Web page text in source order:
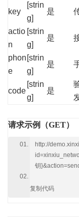
key
[strin
g]
是
actio
n
[strin
g]
是
phon
e
[strin
g]
是
code
[strin
g]
是
请求示例（GET）
http://
钥
复制代码